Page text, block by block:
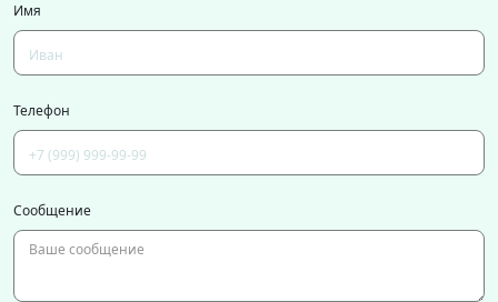
Имя
Телефон
Сообщение